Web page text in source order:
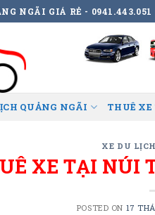
NGÃI GIÁ RẺ - 0941.443.051
QUẢNG NGÃI THUÊ
XE DU
XE TẠI NÚI
POSTED ON 17